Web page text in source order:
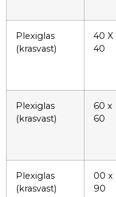
Plexiglas
(krasvast)
40 X
40
Plexiglas
(krasvast)
60 x
60
Plexiglas
(krasvast)
00 x
90